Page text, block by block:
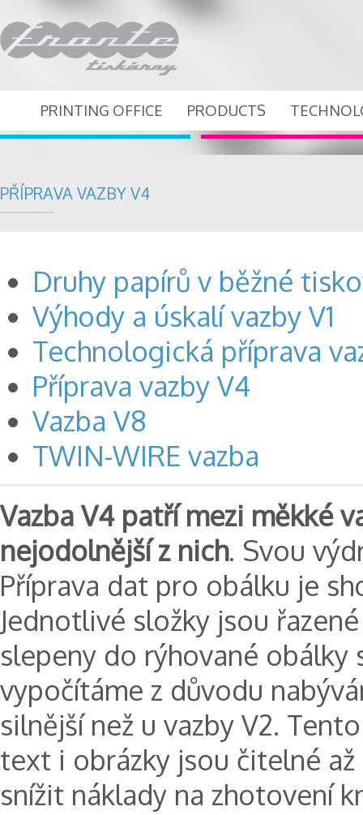
PRINTING OFFICE PRODUCTS
PŘÍPRAVA VAZBY V4
Druhy papírů v běžné
Výhody a úskalí vazby V1
Technologická příprava
Příprava vazby V4
Vazba V8
TWIN-WIRE vazba
Vazba V4 patří mezi měkké
nejodolnější z nich. Svou
Příprava dat pro obálku je
Jednotlivé složky jsou
slepeny do rýhované
vypočítáme z důvodu
silnější než u vazby V2.
text i obrázky jsou čitelné
snížit náklady na zhotovení